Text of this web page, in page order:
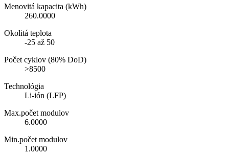
Menovitá kapacita (kWh)
260.0000
Okolitá teplota
-25 až 50
Počet cyklov (80% DoD)
>8500
Technológia
Li-ión (LFP)
Max.počet modulov
6.0000
Min.počet modulov
1.0000